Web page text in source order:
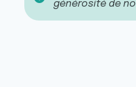
générosité de